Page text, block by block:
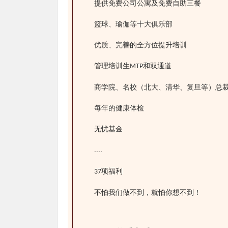
提供免费公司公寓及免费自助三餐
篮球、瑜伽等十大俱乐部
优质、完善的全方位提升培训
管理培训生MTP和双通道
商学院、名校（北大、清华、复旦等）总
每年的健康体检
无忧基金
....
37项福利
不怕我们做不到，就怕你想不到！